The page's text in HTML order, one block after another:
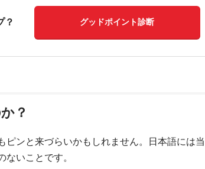
？ グッドポイント診断
？
ンと来づらいかもしれません。日本語には当
ないことです。